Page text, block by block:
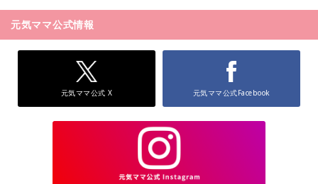
元気ママ公式情報
元気ママ公式 X 元気ママ公式Facebook